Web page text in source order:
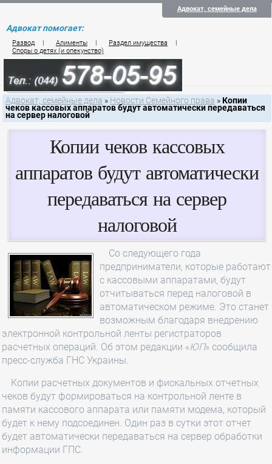
Адвокат, семейные дела
Адвокат помогает:
Развод | Алименты | Раздел имущества
|
Споры о детях (и опекунство)
Цены на услуги по семейному праву
Контакты семейного юриста
Адвокат, семейные дела » Новости Семейного права » Копии
чеков кассовых аппаратов будут автоматически передаваться
на сервер налоговой
Копии чеков кассовых
аппаратов будут автоматически
передаваться на сервер
налоговой
Со следующего года
предприниматели, которые работают
с кассовыми аппаратами, будут
отчитываться перед налоговой в
автоматическом режиме. Это станет
возможным благодаря внедрению
электронной контрольной ленты регистраторов
расчетных операций. Об этом редакции «ЮП» сообщила
пресс-служба ГНС Украины.
Копии расчетных документов и фискальных отчетных
чеков будут формироваться на контрольной ленте в
памяти кассового аппарата или памяти модема, который
будет к нему подсоединен. Один раз в сутки этот отчет
будет автоматически передаваться на сервер обработки
информации ГПС.